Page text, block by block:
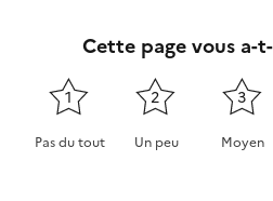
Cette page vous a-
1
Pas du tout
2
Un peu
3
Moyen